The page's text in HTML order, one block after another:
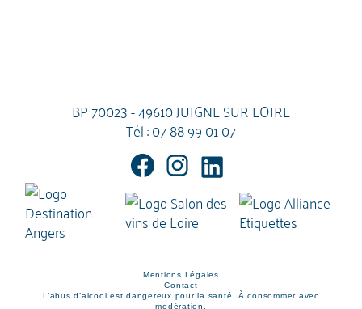
BP 70023 - 49610 JUIGNE SUR LOIRE
Tél :07 88 99 01 07
Mentions Légales
Contact
L’abus d’alcool est dangereux pour la santé. À consommer avec
modération.